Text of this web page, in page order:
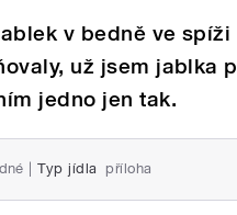
v bedně ve
už jsem jablka
jedno jen tak.
Typ jídla příloha